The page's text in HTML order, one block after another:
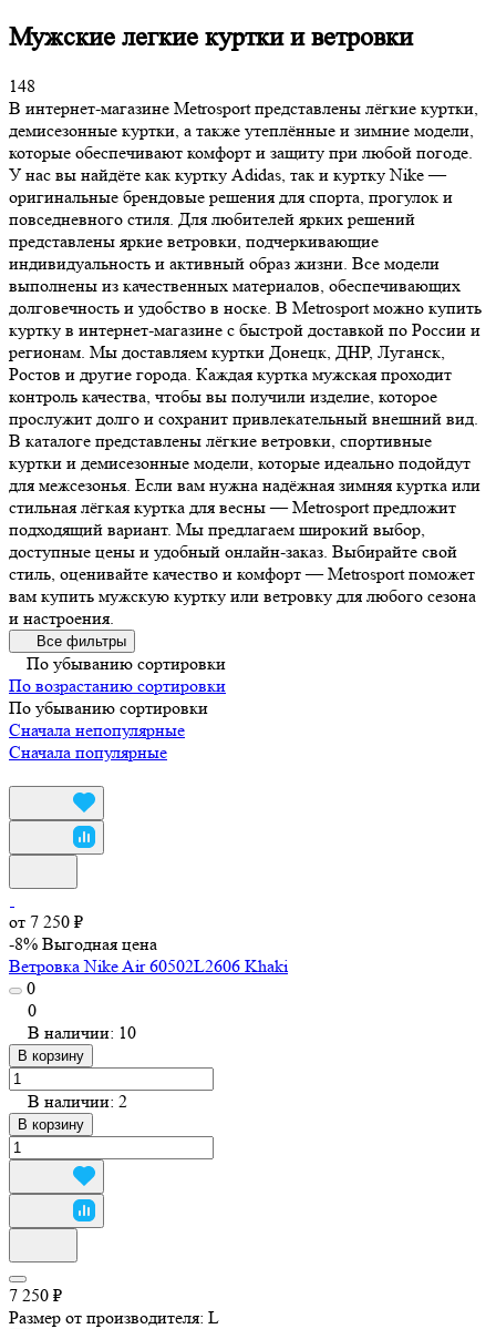
Мужские легкие куртки и ветровки
148
В интернет-магазине Metrosport представлены лёгкие куртки,
демисезонные куртки, а также утеплённые и зимние модели,
которые обеспечивают комфорт и защиту при любой погоде.
У нас вы найдёте как куртку Adidas, так и куртку Nike —
оригинальные брендовые решения для спорта, прогулок и
повседневного стиля. Для любителей ярких решений
представлены яркие ветровки, подчеркивающие
индивидуальность и активный образ жизни. Все модели
выполнены из качественных материалов, обеспечивающих
долговечность и удобство в носке. В Metrosport можно купить
куртку в интернет-магазине с быстрой доставкой по России и
регионам. Мы доставляем куртки Донецк, ДНР, Луганск,
Ростов и другие города. Каждая куртка мужская проходит
контроль качества, чтобы вы получили изделие, которое
прослужит долго и сохранит привлекательный внешний вид.
В каталоге представлены лёгкие ветровки, спортивные
куртки и демисезонные модели, которые идеально подойдут
для межсезонья. Если вам нужна надёжная зимняя куртка или
стильная лёгкая куртка для весны — Metrosport предложит
подходящий вариант. Мы предлагаем широкий выбор,
доступные цены и удобный онлайн-заказ. Выбирайте свой
стиль, оценивайте качество и комфорт — Metrosport поможет
вам купить мужскую куртку или ветровку для любого сезона
и настроения.
Все фильтры
По убыванию сортировки
По возрастанию сортировки
По убыванию сортировки
Сначала непопулярные
Сначала популярные
от 7 250 ₽
-8% Выгодная цена
Ветровка Nike Air 60502L2606 Khaki
0
0
В наличии: 10
В корзину
В наличии: 2
В корзину
7 250 ₽
Размер от производителя: L